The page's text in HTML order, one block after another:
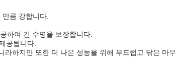
큼 강합니다.
하여 긴 수명을 보장합니다.
공됩니다.
하지만 또한 더 나은 성능을 위해 부드럽고 닦은 마무